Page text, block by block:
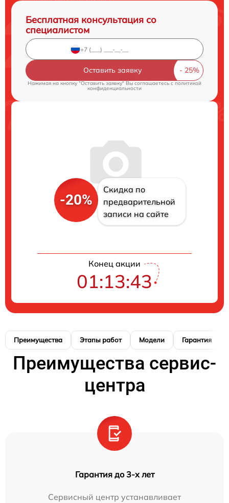
Бесплатная консультация со
специалистом
Оставить заявку
Нажимая на кнопку "Оставить заявку" Вы соглашаетесь c политикой
конфиденциальности
-20%
Скидка по
предварительной
записи на сайте
Конец акции
01:13:42
Преимущества Этапы работ Модели Гарантия
Преимущества сервис-
центра
Гарантия до 3-х лет
Сервисный центр устанавливает